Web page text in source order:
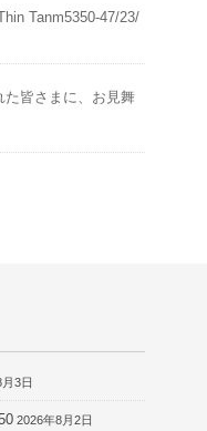
Tanm5350-47/23/
た皆さまに、お見舞
3日
2026年8月2日